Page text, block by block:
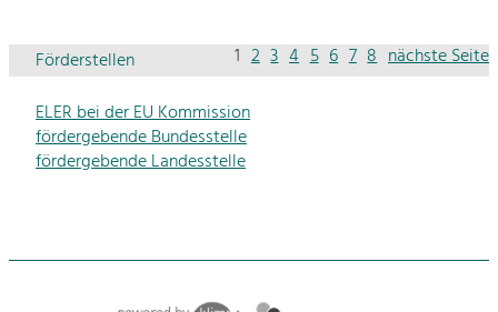
1 2 3 4 5 6 7 8 nächste Seite
Förderstellen
ELER bei der EU Kommission
fördergebende Bundesstelle
fördergebende Landesstelle